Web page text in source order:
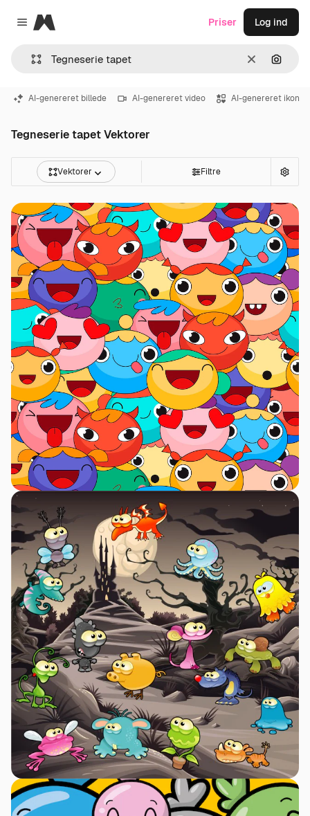
Close menu
Magnific
Klar Søg
Priser Log ind
AI-genereret billede AI-genereret video AI-genereret ikon
Tegneserie tapet Vektorer
Vektorer Filtre